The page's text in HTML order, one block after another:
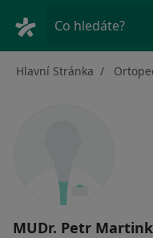
Co hledáte?
Hlavní Stránka
MUDr. Petr